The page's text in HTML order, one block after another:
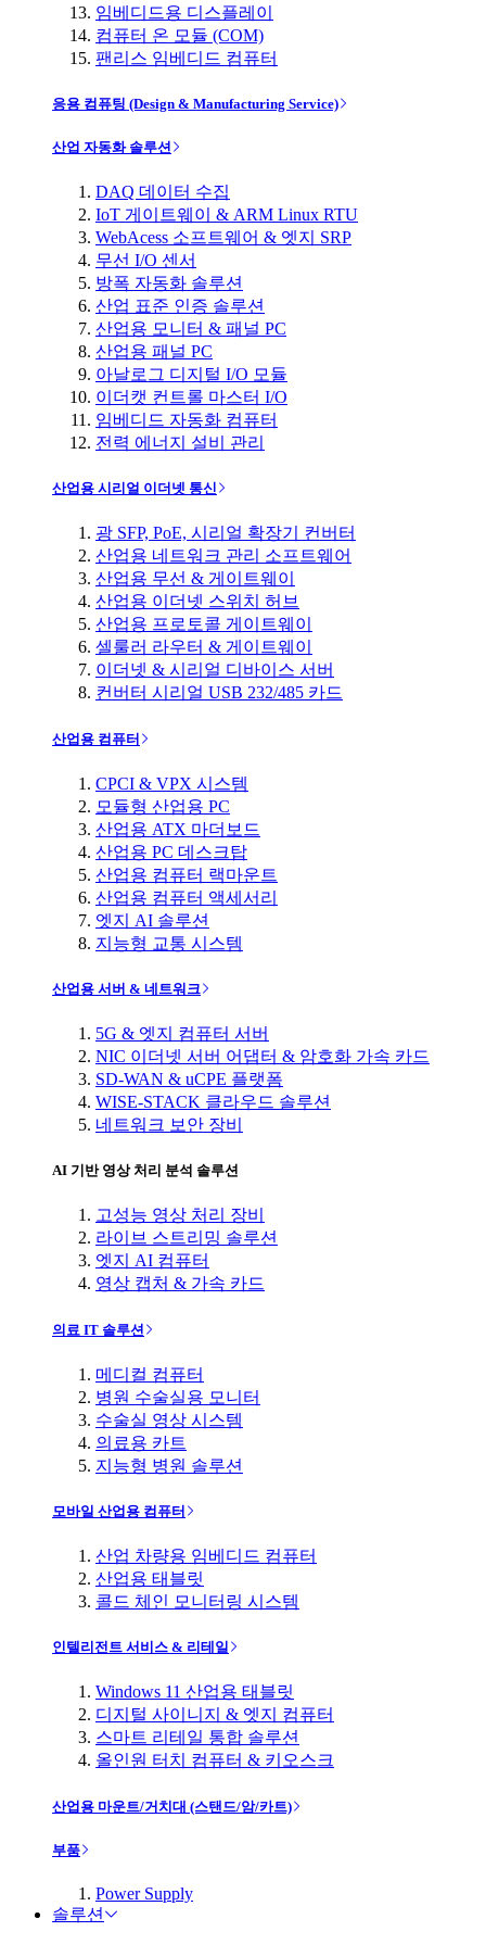
임베디드용 디스플레이
컴퓨터 온 모듈 (COM)
팬리스 임베디드 컴퓨터
응용 컴퓨팅 (Design & Manufacturing Service)
산업 자동화 솔루션
DAQ 데이터 수집
IoT 게이트웨이 & ARM Linux RTU
WebAcess 소프트웨어 & 엣지 SRP
무선 I/O 센서
방폭 자동화 솔루션
산업 표준 인증 솔루션
산업용 모니터 & 패널 PC
산업용 패널 PC
아날로그 디지털 I/O 모듈
이더캣 컨트롤 마스터 I/O
임베디드 자동화 컴퓨터
전력 에너지 설비 관리
산업용 시리얼 이더넷 통신
광 SFP, PoE, 시리얼 확장기 컨버터
산업용 네트워크 관리 소프트웨어
산업용 무선 & 게이트웨이
산업용 이더넷 스위치 허브
산업용 프로토콜 게이트웨이
셀룰러 라우터 & 게이트웨이
이더넷 & 시리얼 디바이스 서버
컨버터 시리얼 USB 232/485 카드
산업용 컴퓨터
CPCI & VPX 시스템
모듈형 산업용 PC
산업용 ATX 마더보드
산업용 PC 데스크탑
산업용 컴퓨터 랙마운트
산업용 컴퓨터 액세서리
엣지 AI 솔루션
지능형 교통 시스템
산업용 서버 & 네트워크
5G & 엣지 컴퓨터 서버
NIC 이더넷 서버 어댑터 & 암호화 가속 카드
SD-WAN & uCPE 플랫폼
WISE-STACK 클라우드 솔루션
네트워크 보안 장비
AI 기반 영상 처리 분석 솔루션
고성능 영상 처리 장비
라이브 스트리밍 솔루션
엣지 AI 컴퓨터
영상 캡처 & 가속 카드
의료 IT 솔루션
메디컬 컴퓨터
병원 수술실용 모니터
수술실 영상 시스템
의료용 카트
지능형 병원 솔루션
모바일 산업용 컴퓨터
산업 차량용 임베디드 컴퓨터
산업용 태블릿
콜드 체인 모니터링 시스템
인텔리전트 서비스 & 리테일
Windows 11 산업용 태블릿
디지털 사이니지 & 엣지 컴퓨터
스마트 리테일 통합 솔루션
올인원 터치 컴퓨터 & 키오스크
산업용 마운트/거치대 (스탠드/암/카트)
부품
Power Supply
솔루션